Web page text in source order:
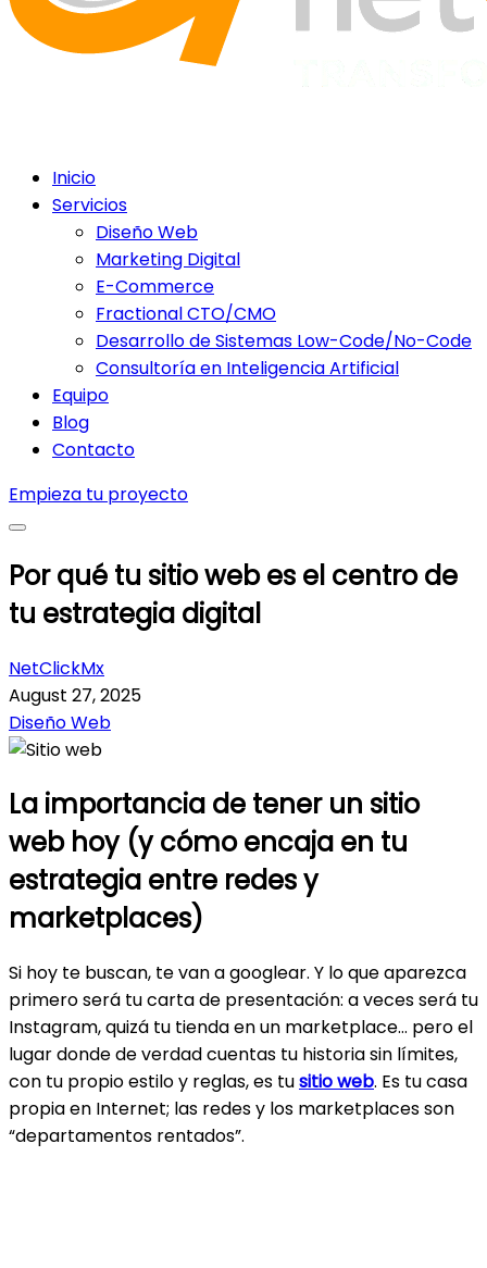
Inicio
Servicios
Diseño Web
Marketing Digital
E-Commerce
Fractional CTO/CMO
Desarrollo de Sistemas Low-Code/No-Code
Consultoría en Inteligencia Artificial
Equipo
Blog
Contacto
Empieza tu proyecto
Por qué tu sitio web es el centro de
tu estrategia digital
NetClickMx
August 27, 2025
Diseño Web
La importancia de tener un sitio
web hoy (y cómo encaja en tu
estrategia entre redes y
marketplaces)
Si hoy te buscan, te van a googlear. Y lo que aparezca
primero será tu carta de presentación: a veces será tu
Instagram, quizá tu tienda en un marketplace… pero el
lugar donde de verdad cuentas tu historia sin límites,
con tu propio estilo y reglas, es tusitio web. Es tu casa
propia en Internet; las redes y los marketplaces son
“departamentos rentados”.